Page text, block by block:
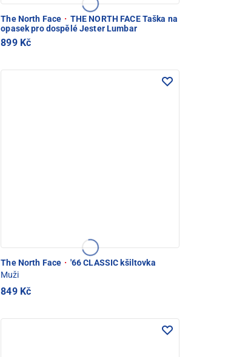
The North Face · THE NORTH FACE Taška na
opasek pro dospělé Jester Lumbar
899 Kč
The North Face · '66 CLASSIC kšiltovka
Muži
849 Kč